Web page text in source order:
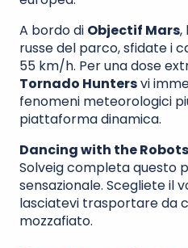
A bordo di Objectif Mars,
russe del parco, sfidate i
55 km/h. Per una dose
Tornado Huntersvi
fenomeni meteorologici
piattaforma dinamica.
Dancing with the Robots
Solveig completa questo
sensazionale. Scegliete il
lasciatevi trasportare da
mozzafiato.